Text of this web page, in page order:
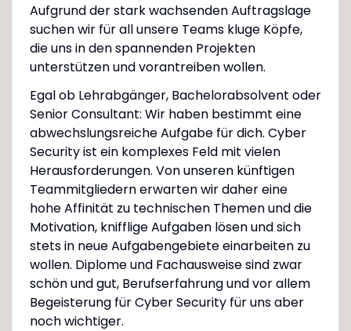
Aufgrund der stark wachsenden Auftragslage
suchen wir für all unsere Teams kluge Köpfe,
die uns in den spannenden Projekten
unterstützen und vorantreiben wollen.
Egal ob Lehrabgänger, Bachelorabsolvent oder
Senior Consultant: Wir haben bestimmt eine
abwechslungsreiche Aufgabe für dich. Cyber
Security ist ein komplexes Feld mit vielen
Herausforderungen. Von unseren künftigen
Teammitgliedern erwarten wir daher eine
hohe Affinität zu technischen Themen und die
Motivation, knifflige Aufgaben lösen und sich
stets in neue Aufgabengebiete einarbeiten zu
wollen. Diplome und Fachausweise sind zwar
schön und gut, Berufserfahrung und vor allem
Begeisterung für Cyber Security für uns aber
noch wichtiger.